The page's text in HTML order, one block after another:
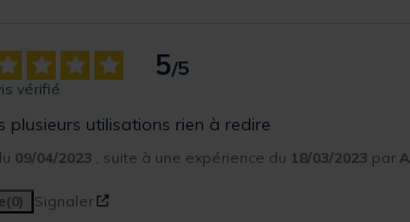
5/5
vérifié
plusieurs utilisations rien à redire
09/04/2023 , suite à une expérience du 18/03/2023 par
(0) Signaler